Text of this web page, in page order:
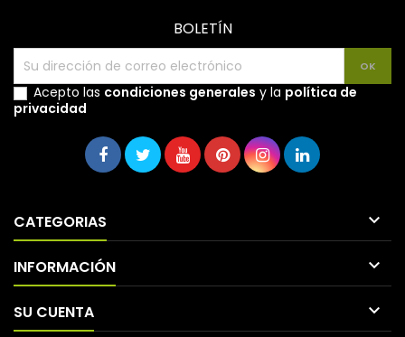
BOLETÍN
Acepto las condiciones generales y la política de
privacidad
CATEGORIAS 
INFORMACIÓN 
SU CUENTA 